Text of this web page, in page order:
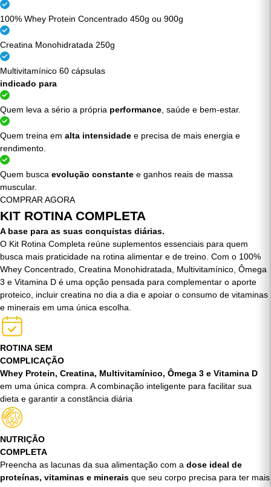
aprovados.
O que vem no kit
100% Whey Protein Concentrado 450g ou 900g
Creatina Monohidratada 250g
Multivitamínico 60 cápsulas
indicado para
Quem leva a sério a própriaperformance, saúde e bem-estar.
Quem treina em
rendimento.
Quem buscaevolução constante
muscular.
COMPRAR AGORA
KIT ROTINA COMPLETA
A base para as suas conquistas diárias.
O Kit Rotina Completa reúne suplementos essenciais para quem
busca mais praticidade na rotina alimentar e de treino. Com o 100%
Whey Concentrado, Creatina Monohidratada, Multivitamínico, Ômega
3 e Vitamina D é uma opção pensada para complementar o aporte
proteico, incluir creatina no dia a dia e apoiar o consumo de vitaminas
e minerais em uma única escolha.
ROTINA SEM
COMPLICAÇÃO
Whey Protein, Creatina, Multivitamínico, Ômega 3 e Vitamina D
em uma única compra. A combinação inteligente para facilitar sua
dieta e garantir a constância diária
NUTRIÇÃO
COMPLETA